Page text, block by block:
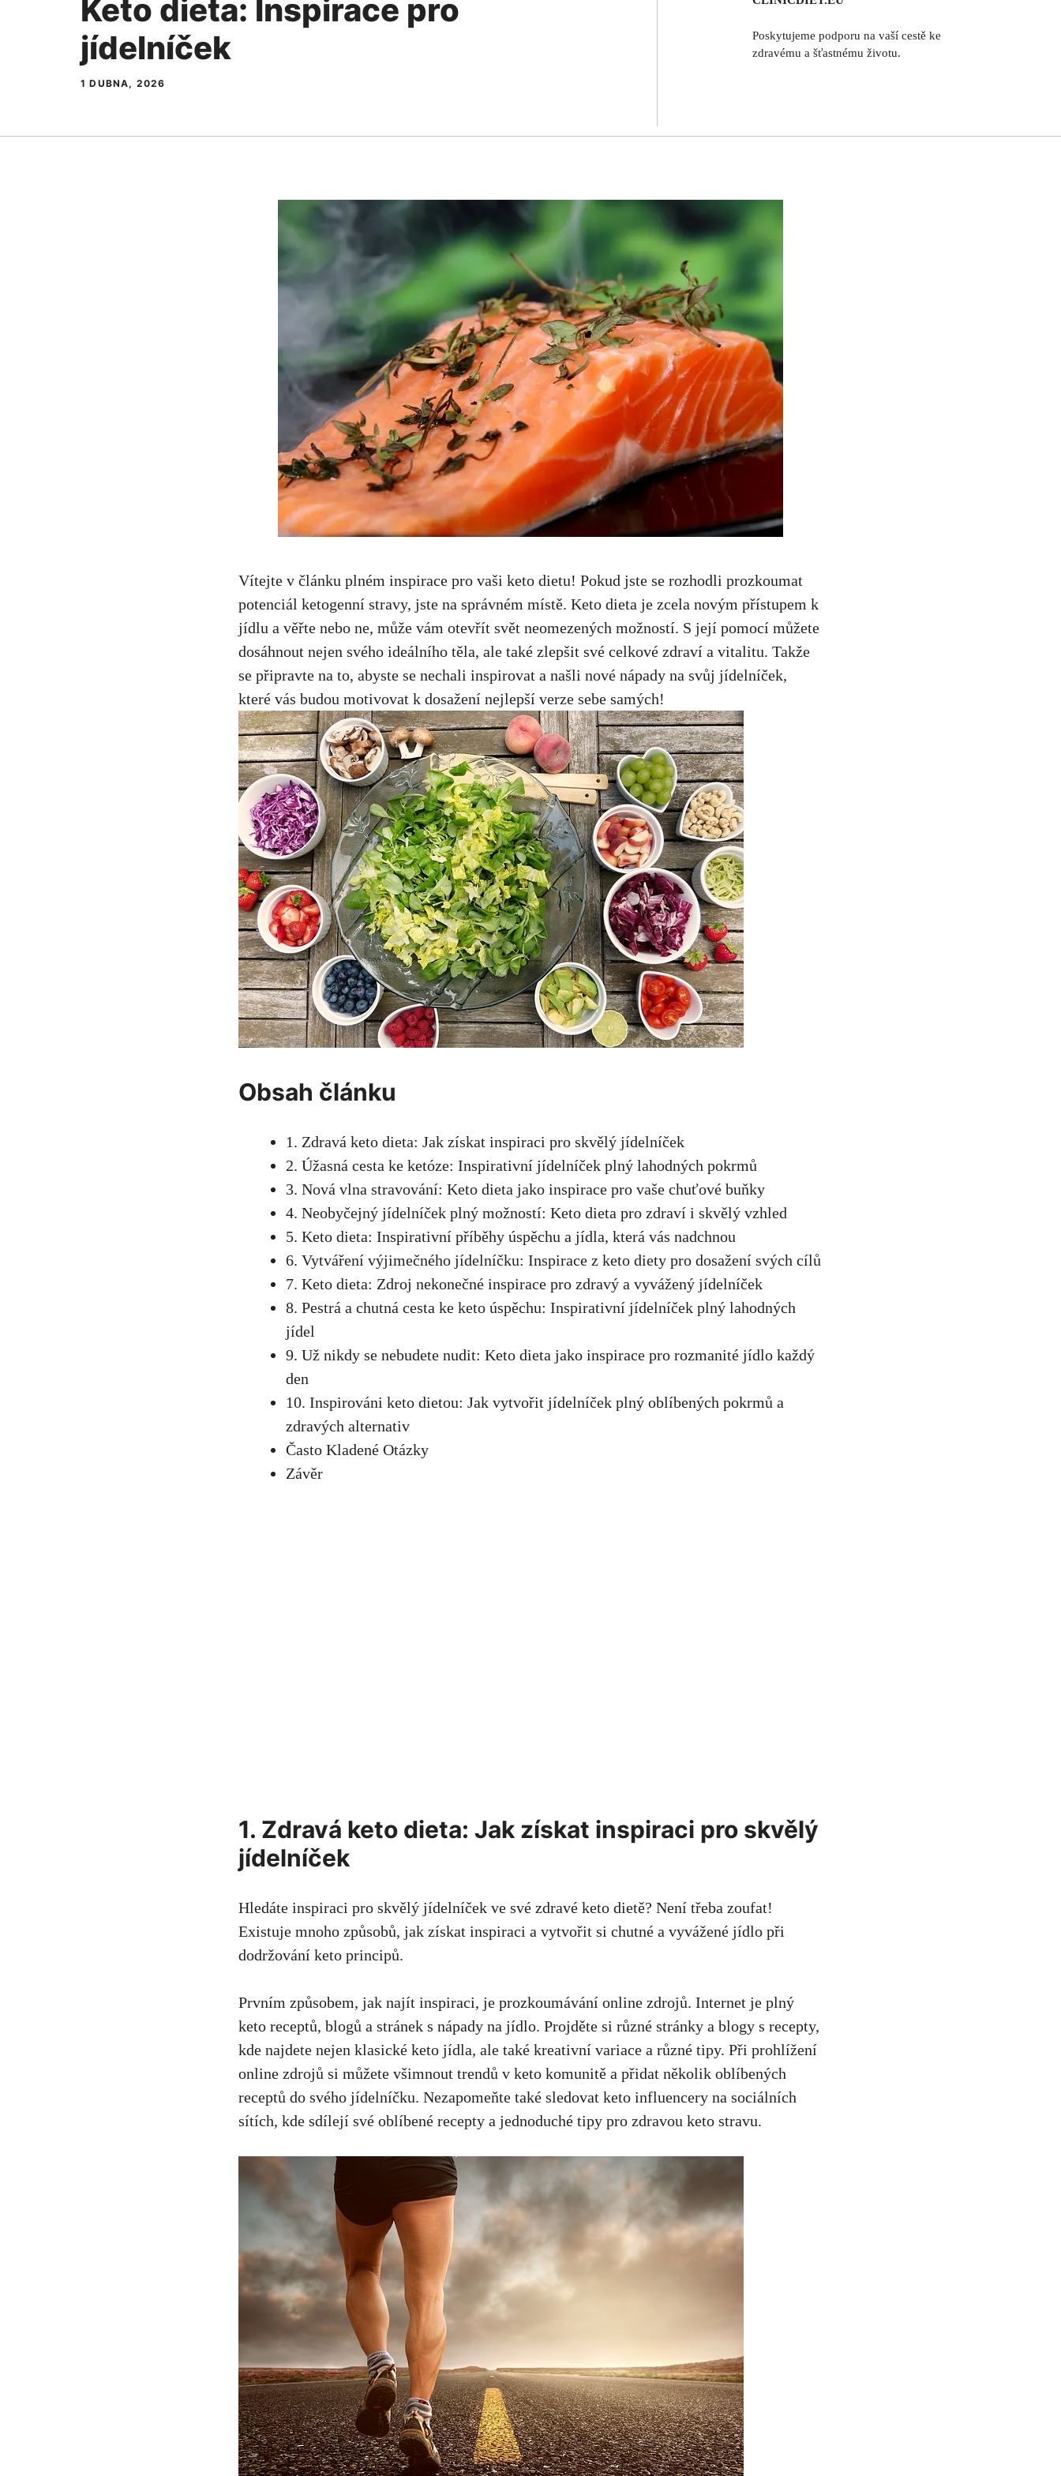
Keto dieta: Inspirace pro
jídelníček
1 DUBNA, 2026
Poskytujeme podporu na vaší cestě ke
zdravému a šťastnému životu.
Vítejte v článku plném inspirace pro vaši keto dietu! Pokud jste se rozhodli prozkoumat
potenciál ketogenní stravy, jste na správném místě. Keto dieta je zcela novým přístupem k
jídlu a věřte nebo ne, může vám otevřít svět neomezených možností. S její pomocí můžete
dosáhnout nejen svého ideálního těla, ale také zlepšit své celkové zdraví a vitalitu. Takže
se připravte na to, abyste se nechali inspirovat a našli nové nápady na svůj jídelníček,
které vás budou motivovat k dosažení nejlepší verze sebe samých!
Obsah článku
1. Zdravá keto dieta: Jak získat inspiraci pro skvělý jídelníček
2. Úžasná cesta ke ketóze: Inspirativní jídelníček plný lahodných pokrmů
3. Nová vlna stravování: Keto dieta jako inspirace pro vaše chuťové buňky
4. Neobyčejný jídelníček plný možností: Keto dieta pro zdraví i skvělý vzhled
5. Keto dieta: Inspirativní příběhy úspěchu a jídla, která vás nadchnou
6. Vytváření výjimečného jídelníčku: Inspirace z keto diety pro dosažení svých cílů
7. Keto dieta: Zdroj nekonečné inspirace pro zdravý a vyvážený jídelníček
8. Pestrá a chutná cesta ke keto úspěchu: Inspirativní jídelníček plný lahodných
jídel
9. Už nikdy se nebudete nudit: Keto dieta jako inspirace pro rozmanité jídlo každý
den
10. Inspirováni keto dietou: Jak vytvořit jídelníček plný oblíbených pokrmů a
zdravých alternativ
Často Kladené Otázky
Závěr
1. Zdravá keto dieta: Jak získat inspiraci pro skvělý
jídelníček
Hledáte inspiraci pro skvělý jídelníček ve své zdravé keto dietě? Není třeba zoufat!
Existuje mnoho způsobů, jak získat inspiraci a vytvořit si chutné a vyvážené jídlo při
dodržování keto principů.
Prvním způsobem, jak najít inspiraci, je prozkoumávání online zdrojů. Internet je plný
keto receptů, blogů a stránek s nápady na jídlo. Projděte si různé stránky a blogy s recepty,
kde najdete nejen klasické keto jídla, ale také kreativní variace a různé tipy. Při prohlížení
online zdrojů si můžete všimnout trendů v keto komunitě a přidat několik oblíbených
receptů do svého jídelníčku. Nezapomeňte také sledovat keto influencery na sociálních
sítích, kde sdílejí své oblíbené recepty a jednoduché tipy pro zdravou keto stravu.